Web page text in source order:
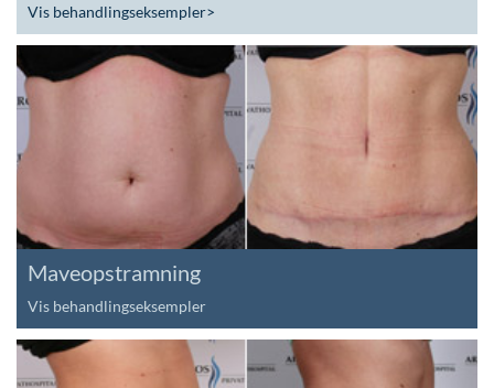
Vis behandlingseksempler>
Maveopstramning
Vis behandlingseksempler